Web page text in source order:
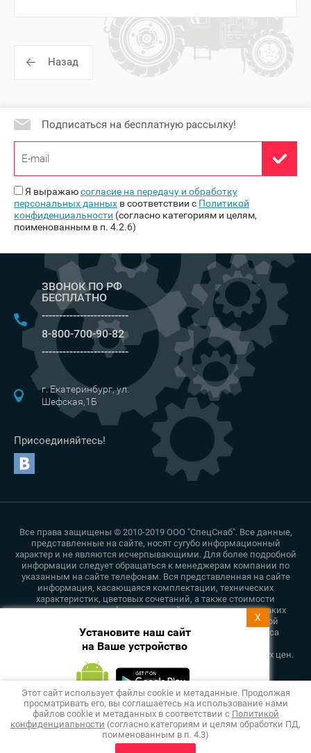
Назад
Подписаться на бесплатную рассылку!
Я выражаюсогласие на передачу и обработку
персональных данных в соответствии с Политикой
конфиденциальности (согласно категориям и целям,
поименованным в п. 4.2.6)
ЗВОНОК ПО РФ
БЕСПЛАТНО
-------------------------
8-800-700-90-82
-------------------------
г. Екатеринбург, ул.
Шефская,1Б
Присоединяйтесь!
Все права защищены © 2010-2019 ООО "СпецСнаб". Все данные,
представленные на сайте, носят сугубо информационный
характер и не являются исчерпывающими. Для более подробной
информации следует обращаться к менеджерам компании по
указанным на сайте телефонам. Вся представленная на сайте
информация, касающаяся комплектации, технических
характеристик, цветовых сочетаний, а также стоимости
продукции, носит информационный характер и ни при каких
условиях не является публичной офертой, определяемой
положениями пункта 2 статьи 437 Гражданского Кодекса
Российской Федерации. Указанные цены являются
рекомендованными и могут отличаться от действительных цен.
Политика конфиденциальности
Разработка сайтов Мегагрупп
X
Установите наш сайт
на Ваше устройство
Подпишитесь на рассылку
push-уведомлений
Этот сайт использует файлы cookie и метаданные. Продолжая
просматривать его, вы соглашаетесь на использование нами
файлов cookie и метаданных в соответствии с Политикой
конфиденциальности (согласно категориям и целям обработки ПД,
поименованным в п. 4.3)